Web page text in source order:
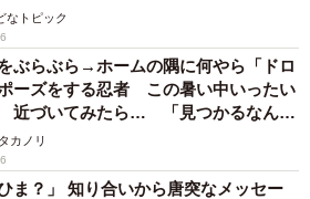
なトピック
ぶらぶら→ホームの隅に何やら「ドロ
ーズをする忍者 この暑い中いったい
近づいてみたら… 「見つかるなんて
カノリ
ひま？」 知り合いから唐突なメッセー